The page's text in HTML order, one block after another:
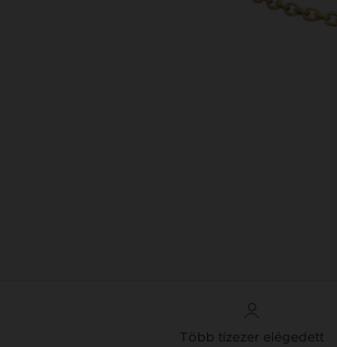
Több tízezer elégedett